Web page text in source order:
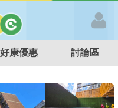
好康優惠 討論區
廳 溫泉泡湯SPA